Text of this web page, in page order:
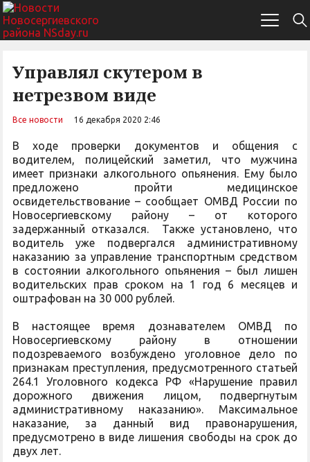
Управлял скутером в
нетрезвом виде
Все новости 16 декабря 2020 2:46
В ходе проверки документов и общения с
водителем, полицейский заметил, что мужчина
имеет признаки алкогольного опьянения. Ему было
предложено пройти медицинское
освидетельствование – сообщает ОМВД России по
Новосергиевскому району – от которого
задержанный отказался. Также установлено, что
водитель уже подвергался административному
наказанию за управление транспортным средством
в состоянии алкогольного опьянения – был лишен
водительских прав сроком на 1 год 6 месяцев и
оштрафован на 30 000 рублей.
В настоящее время дознавателем ОМВД по
Новосергиевскому району в отношении
подозреваемого возбуждено уголовное дело по
признакам преступления, предусмотренного статьей
264.1 Уголовного кодекса РФ «Нарушение правил
дорожного движения лицом, подвергнутым
административному наказанию». Максимальное
наказание, за данный вид правонарушения,
предусмотрено в виде лишения свободы на срок до
двух лет.